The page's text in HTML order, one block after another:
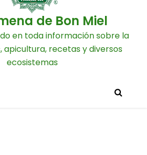
de Bon Miel
en toda información sobre la
apicultura, recetas y diversos
ecosistemas